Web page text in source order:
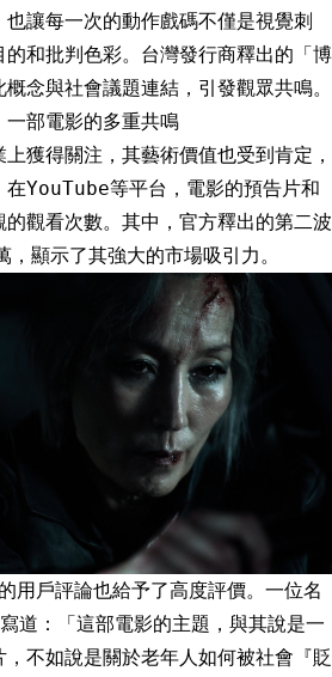
讓每一次的動作戲碼不僅是視覺刺
和批判色彩。台灣發行商釋出的「博
念與社會議題連結，引發觀眾共鳴。
部電影的多重共鳴
上獲得關注，其藝術價值也受到肯定，
在YouTube等平台，電影的預告片和
觀看次數。其中，官方釋出的第二波
顯示了其強大的市場吸引力。
用戶評論也給予了高度評價。一位名
道：「這部電影的主題，與其說是一
不如說是關於老年人如何被社會『貶